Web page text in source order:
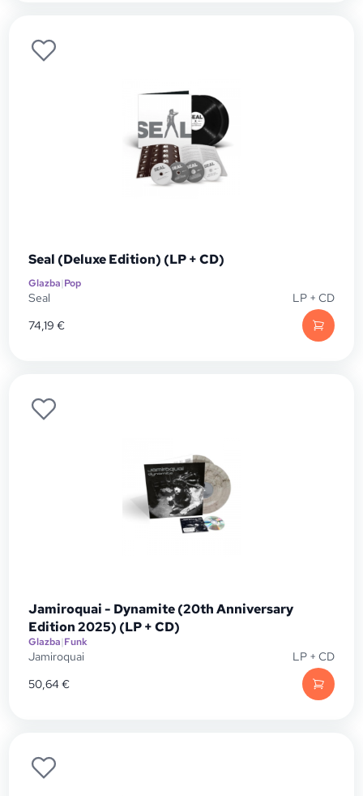
Seal (Deluxe Edition) (LP + CD)
Glazba|Pop
Seal
LP + CD
74,19€
Jamiroquai - Dynamite (20th Anniversary
Edition 2025) (LP + CD)
Glazba|Funk
Jamiroquai
LP + CD
50,64€